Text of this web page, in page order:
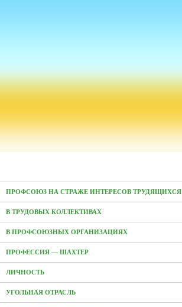
ПРОФСОЮЗ НА СТРАЖЕ ИНТЕРЕСОВ ТРУДЯЩИХСЯ
В ТРУДОВЫХ КОЛЛЕКТИВАХ
В ПРОФСОЮЗНЫХ ОРГАНИЗАЦИЯХ
ПРОФЕССИЯ — ШАХТЕР
ЛИЧНОСТЬ
УГОЛЬНАЯ ОТРАСЛЬ